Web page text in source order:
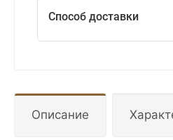
Способ доставки
Описание